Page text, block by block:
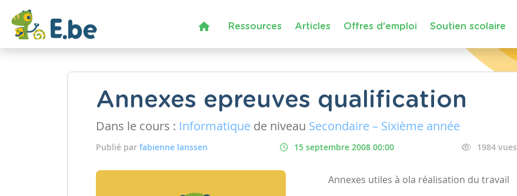
Ressources Articles Offres d'emploi Soutien scolaire
Annexes epreuves qualification
Dans le cours : Informatique de niveau Secondaire – Sixième année
Publié par fabienne lanssen 15 septembre 2008 00:00 1984 vues
Annexes utiles à ola réalisation du travail